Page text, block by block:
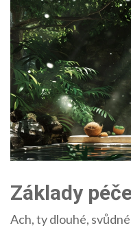
Základy
Ach, ty dlouhé,